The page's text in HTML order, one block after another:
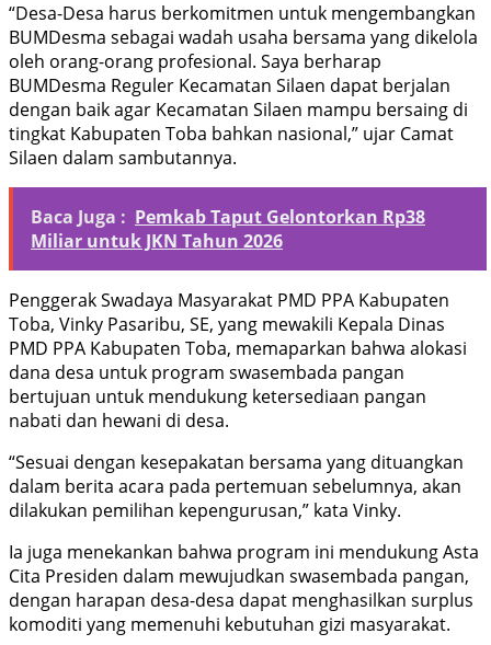
“Desa-Desa harus berkomitmen untuk mengembangkan
BUMDesma sebagai wadah usaha bersama yang dikelola
oleh orang-orang profesional. Saya berharap
BUMDesma Reguler Kecamatan Silaen dapat berjalan
dengan baik agar Kecamatan Silaen mampu bersaing di
tingkat Kabupaten Toba bahkan nasional,” ujar Camat
Silaen dalam sambutannya.
Baca Juga : Pemkab Taput Gelontorkan Rp38
Miliar untuk JKN Tahun 2026
Penggerak Swadaya Masyarakat PMD PPA Kabupaten
Toba, Vinky Pasaribu, SE, yang mewakili Kepala Dinas
PMD PPA Kabupaten Toba, memaparkan bahwa alokasi
dana desa untuk program swasembada pangan
bertujuan untuk mendukung ketersediaan pangan
nabati dan hewani di desa.
“Sesuai dengan kesepakatan bersama yang dituangkan
dalam berita acara pada pertemuan sebelumnya, akan
dilakukan pemilihan kepengurusan,” kata Vinky.
Ia juga menekankan bahwa program ini mendukung Asta
Cita Presiden dalam mewujudkan swasembada pangan,
dengan harapan desa-desa dapat menghasilkan surplus
komoditi yang memenuhi kebutuhan gizi masyarakat.